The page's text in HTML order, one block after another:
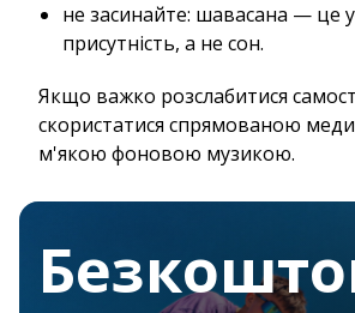
не засинайте: шавасана — це
присутність, а не сон.
Якщо важко розслабитися
скористатися спрямованою
м'якою фоновою музикою.